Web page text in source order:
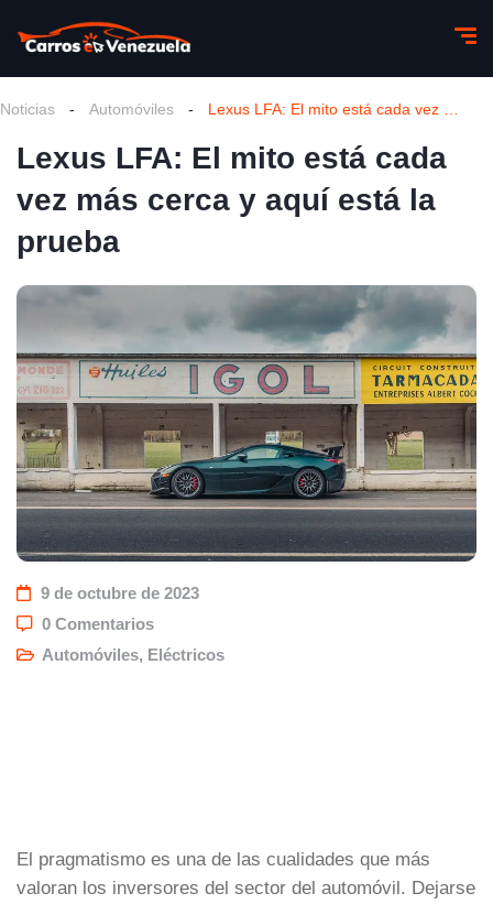
Noticias - Automóviles -
Lexus LFA: El mito está cada
vez más cerca y aquí está la
prueba
9 de octubre de 2023
0 Comentarios
Automóviles, Eléctricos
El pragmatismo es una de las cualidades que más
valoran los inversores del sector del automóvil. Dejarse